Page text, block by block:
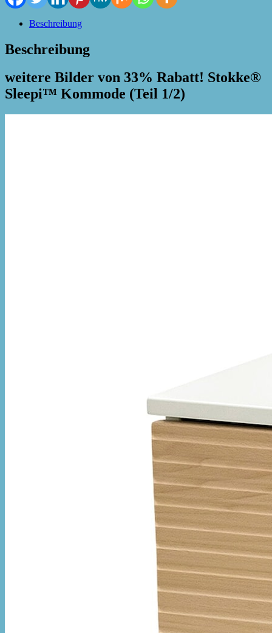
Beschreibung
Beschreibung
weitere Bilder von 33% Rabatt! Stokke®
Sleepi™ Kommode (Teil 1/2)